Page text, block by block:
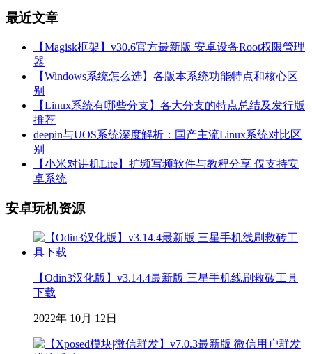
最近文章
【Magisk框架】v30.6官方最新版 安卓设备Root权限管理
器
【Windows系统怎么选】各版本系统功能特点和核心区
别
【Linux系统有哪些分支】各大分支的特点总结及发行版
推荐
deepin与UOS系统深度解析：国产主流Linux系统对比区
别
【小米对讲机Lite】扩频写频软件与教程分享 仅支持安
卓系统
安卓玩机资源
【Odin3汉化版】v3.14.4最新版 三星手机线刷救砖工具
下载
2022年 10月 12日